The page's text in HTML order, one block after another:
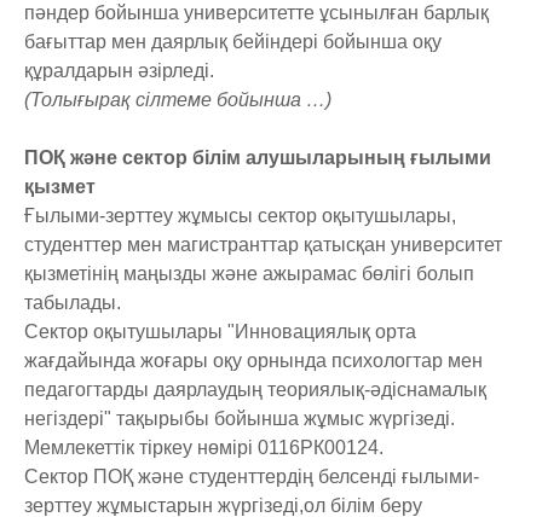
пәндер бойынша университетте ұсынылған барлық
бағыттар мен даярлық бейіндері бойынша оқу
құралдарын әзірледі.
(Толығырақ сілтеме бойынша …)
ПОҚ және сектор білім алушыларының ғылыми
қызмет
Ғылыми-зерттеу жұмысы сектор оқытушылары,
студенттер мен магистранттар қатысқан университет
қызметінің маңызды және ажырамас бөлігі болып
табылады.
Сектор оқытушылары "Инновациялық орта
жағдайында жоғары оқу орнында психологтар мен
педагогтарды даярлаудың теориялық-әдіснамалық
негіздері" тақырыбы бойынша жұмыс жүргізеді.
Мемлекеттік тіркеу нөмірі 0116РК00124.
Сектор ПОҚ және студенттердің белсенді ғылыми-
зерттеу жұмыстарын жүргізеді,ол білім беру